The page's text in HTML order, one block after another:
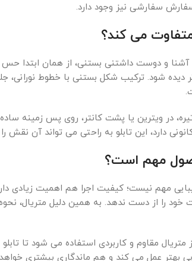
سفارشی نیز وجود دارد.
می کند؟
و دوست داشتنی بستنی، از همان ابتدا
شود. ترکیب شکل بستنی با خطوط نورانی،
در ویترین یا پشت کانتر، روی پس زمینه
دارد، این تابلو به راحتی می تواند آن نقش را
مهم است؟
مهم نیست؛ کیفیت اجرا هم اهمیت زیادی
خود را از دست ندهد. به همین دلیل متریال،
متریال مقاوم و کاربردی استفاده می شود تا
بهتر عمل می کند و هم ماندگاری بیشتری